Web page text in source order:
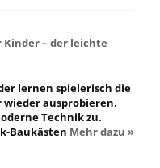
– der leichte
lernen spielerisch die
ausprobieren.
Technik zu.
Baukästen Mehr dazu »